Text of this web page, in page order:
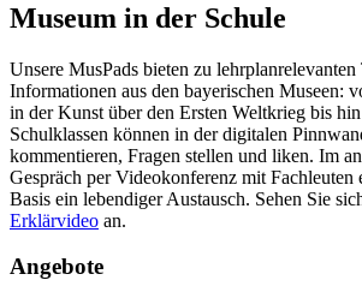
Museum in der Schule
Unsere MusPads bieten zu
Informationen aus den bayerischen Museen:
in der Kunst über den Ersten Weltkrieg bis
Schulklassen können in der digitalen
kommentieren, Fragen stellen und liken. Im
Gespräch per Videokonferenz mit Fachleuten
Basis ein lebendiger Austausch. Sehen Sie
Erklärvideo an.
Angebote